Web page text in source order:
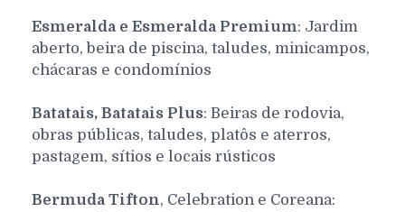
Esmeralda e Esmeralda Premium: Jardim
aberto, beira de piscina, taludes, minicampos,
chácaras e condomínios
Batatais, Batatais Plus: Beiras de rodovia,
obras públicas, taludes, platôs e aterros,
pastagem, sítios e locais rústicos
Bermuda Tifton, Celebration e Coreana: